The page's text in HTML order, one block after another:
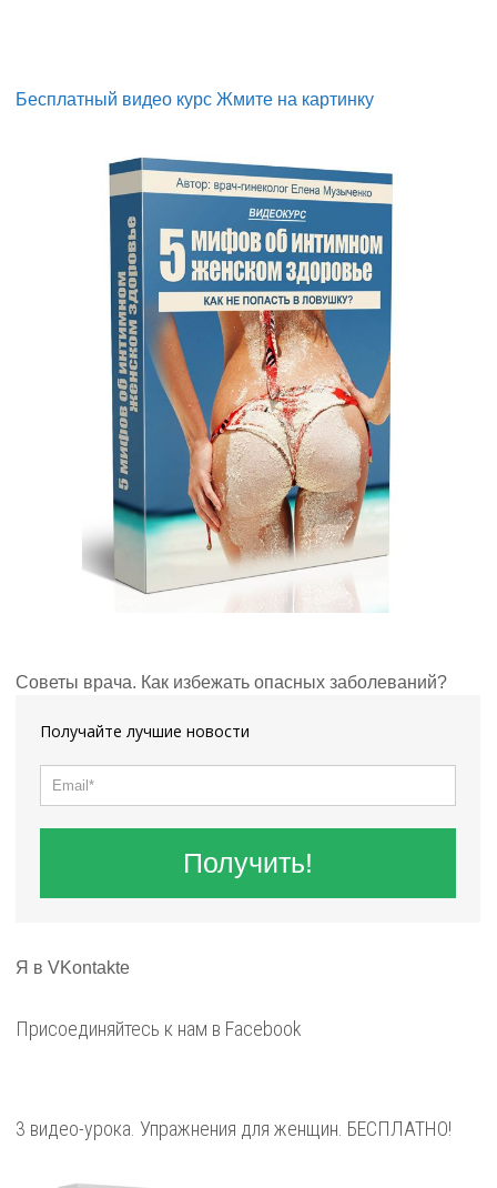
Бесплатный видео курс Жмите на картинку
Советы врача. Как избежать опасных заболеваний?
Получайте лучшие новости
Получить!
Я в VKontakte
Присоединяйтесь к нам в Facebook
3 видео-урока. Упражнения для женщин. БЕСПЛАТНО!